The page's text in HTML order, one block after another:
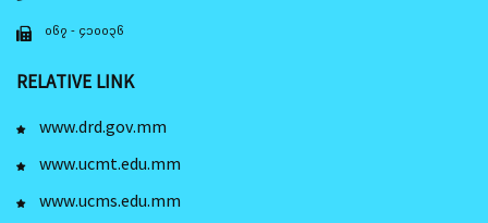
၀၆၇ - ၄၁၀၀၃၆
RELATIVE LINK
www.drd.gov.mm
www.ucmt.edu.mm
www.ucms.edu.mm